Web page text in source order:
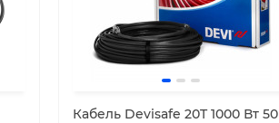
Кабель Devisafe 20T 1000 Вт 50